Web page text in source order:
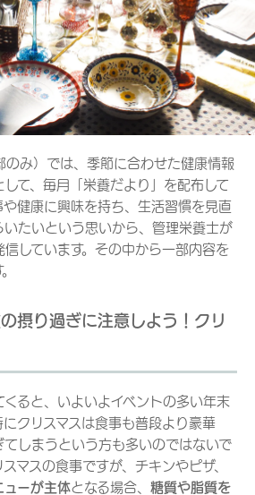
のみ）では、季節に合わせた健康情報
て、毎月「栄養だより」を配布して
や健康に興味を持ち、生活習慣を見直
いたいという思いから、管理栄養士が
しています。その中から一部内容を
摂り過ぎに注意しよう！クリ
ると、いよいよイベントの多い年末
クリスマスは食事も普段より豪華
てしまうという方も多いのではないで
マスの食事ですが、チキンやピザ、
ューが主体となる場合、 糖質や脂質を